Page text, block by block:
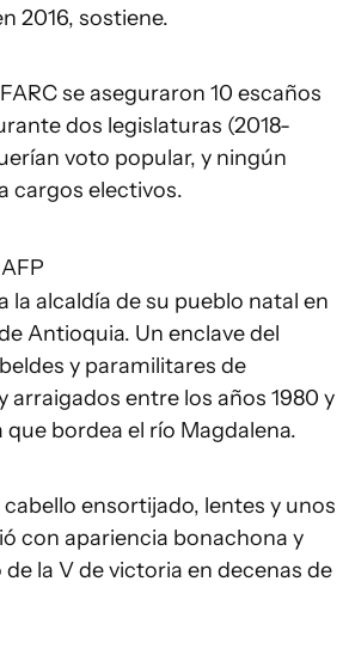
2016, sostiene.
se aseguraron 10 escaños
dos legislaturas (2018-
voto popular, y ningún
cargos electivos.
la alcaldía de su pueblo natal en
Antioquia. Un enclave del
y paramilitares de
arraigados entre los años 1980 y
bordea el río Magdalena.
ensortijado, lentes y unos
con apariencia bonachona y
la V de victoria en decenas de